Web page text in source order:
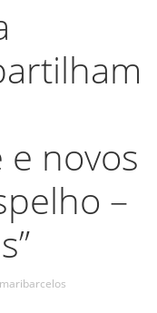
novos
–
maribarcelos